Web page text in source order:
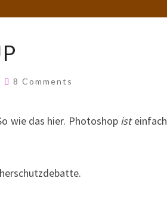
Comments
8 Comments
wie das hier. Photoshop isteinfach